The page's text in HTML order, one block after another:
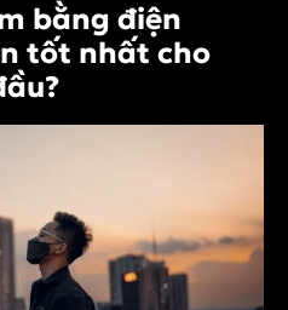
bằng điện
tốt nhất cho